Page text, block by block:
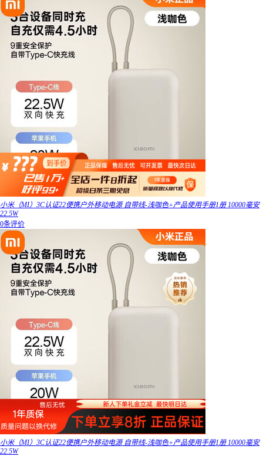
小米（MI）3C认证22便携户外移动电源 自带线-浅咖色+产品使用手册1册 10000毫安
22.5W
0条评价
小米（MI）3C认证22便携户外移动电源 自带线-浅咖色+产品使用手册1册 10000毫安
22.5W